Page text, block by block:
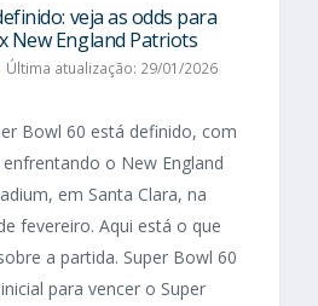
veja as odds para
New England Patriots
Última atualização: 29/01/2026
Bowl 60 está definido, com
o New England
em Santa Clara, na
fevereiro. Aqui está o que
a partida. Super Bowl 60
para vencer o Super